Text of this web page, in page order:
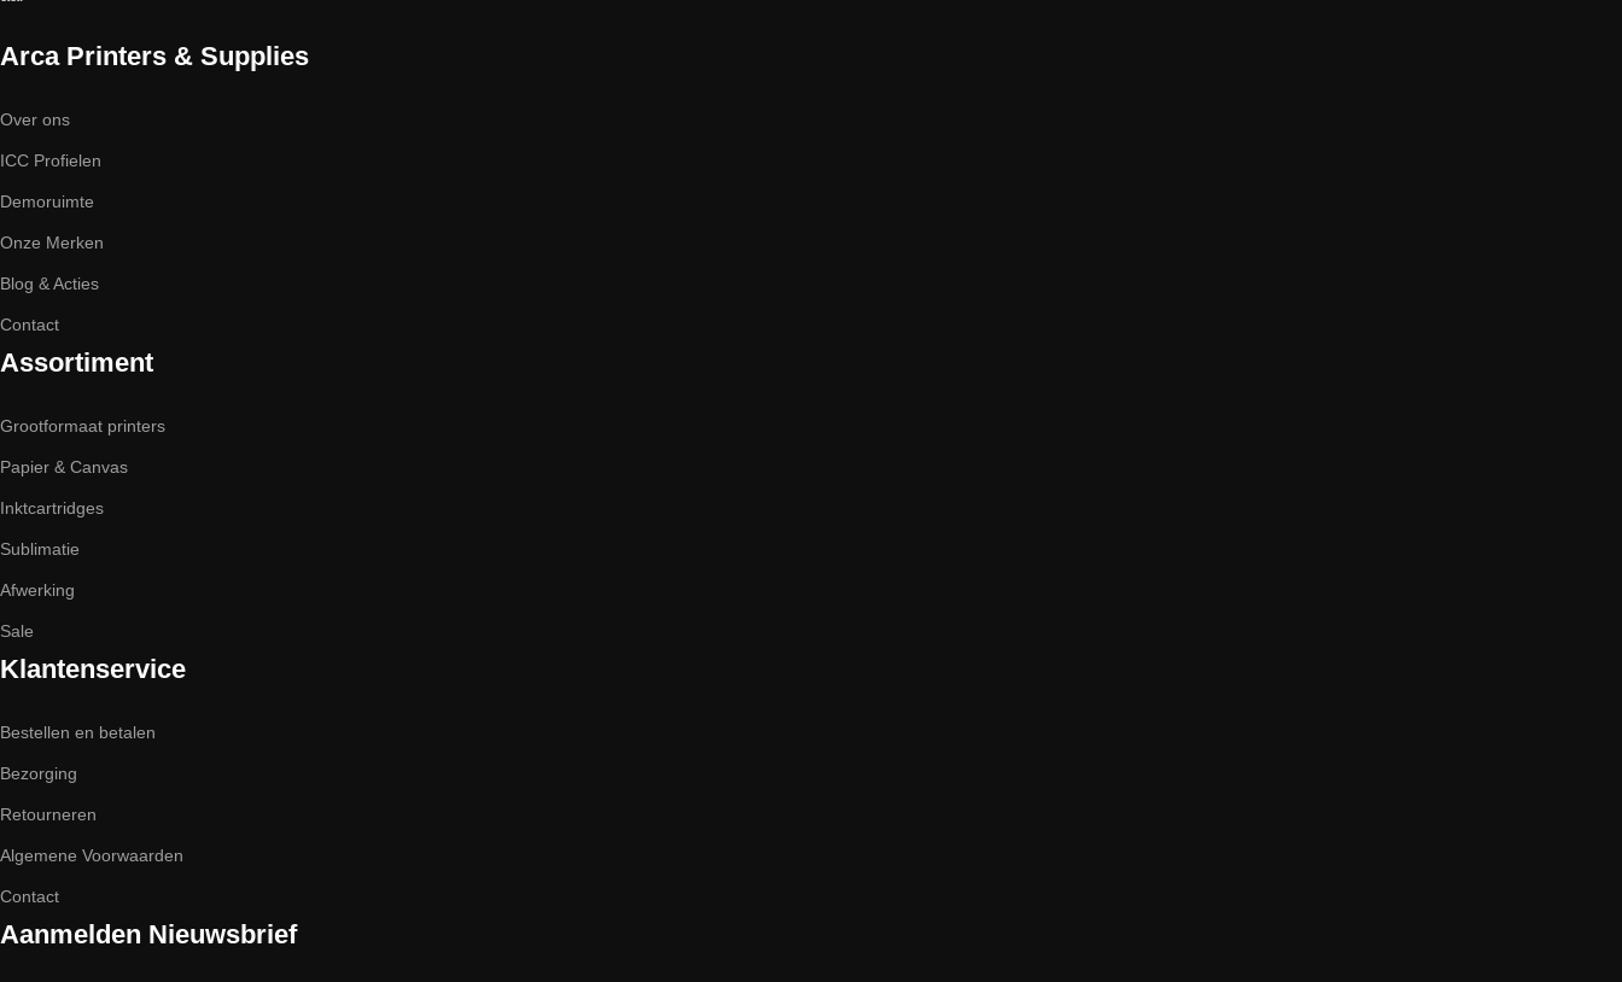
Arca Printers & Supplies
Over ons
ICC Profielen
Demoruimte
Onze Merken
Blog & Acties
Contact
Assortiment
Grootformaat printers
Papier & Canvas
Inktcartridges
Sublimatie
Afwerking
Sale
Klantenservice
Bestellen en betalen
Bezorging
Retourneren
Algemene Voorwaarden
Contact
Aanmelden Nieuwsbrief